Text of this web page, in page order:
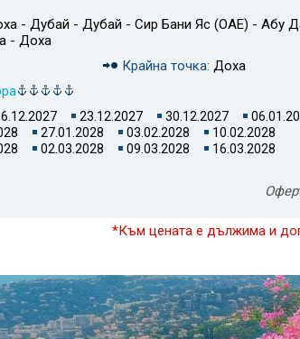
- Дубай - Дубай - Сир Бани Яс (ОАЕ) - Абу
- Доха
Крайна точка: Доха
23.12.2027 30.12.2027
27.01.2028 03.02.2028
10.02.2028
02.03.2028 09.03.2028
16.03.2028
*Към цената е дължима и